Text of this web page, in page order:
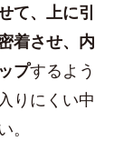
て、上に引
着させ、内
プするよう
りにくい中